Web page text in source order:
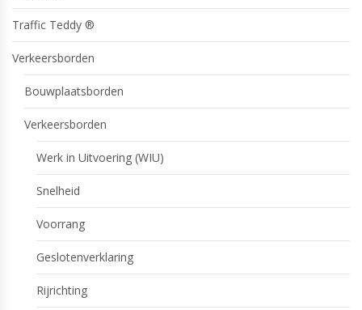
Traffic Teddy ®
Verkeersborden
Bouwplaatsborden
Verkeersborden
Werk in Uitvoering (WIU)
Snelheid
Voorrang
Geslotenverklaring
Rijrichting